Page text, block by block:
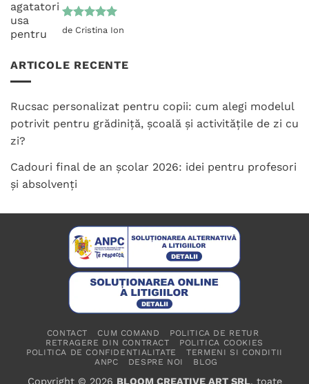
Evaluat la
de Cristina Ion
ARTICOLE RECENTE
Rucsac personalizat pentru copii: cum alegi modelul
potrivit pentru grădiniță, școală și activitățile de zi cu
zi?
Cadouri final de an școlar 2026: idei pentru profesori
și absolvenți
CONTACT CUM COMAND
POLITICA DE RETUR
RETRAGERE DIN CONTRACT
POLITICA COOKIES
POLITICA DE CONFIDENTIALITATE
TERMENI SI CONDITII
ANPC
DESPRE NOI BLOG
Copyright © 2026 BLOOM CREATIVE ART SRL, toate